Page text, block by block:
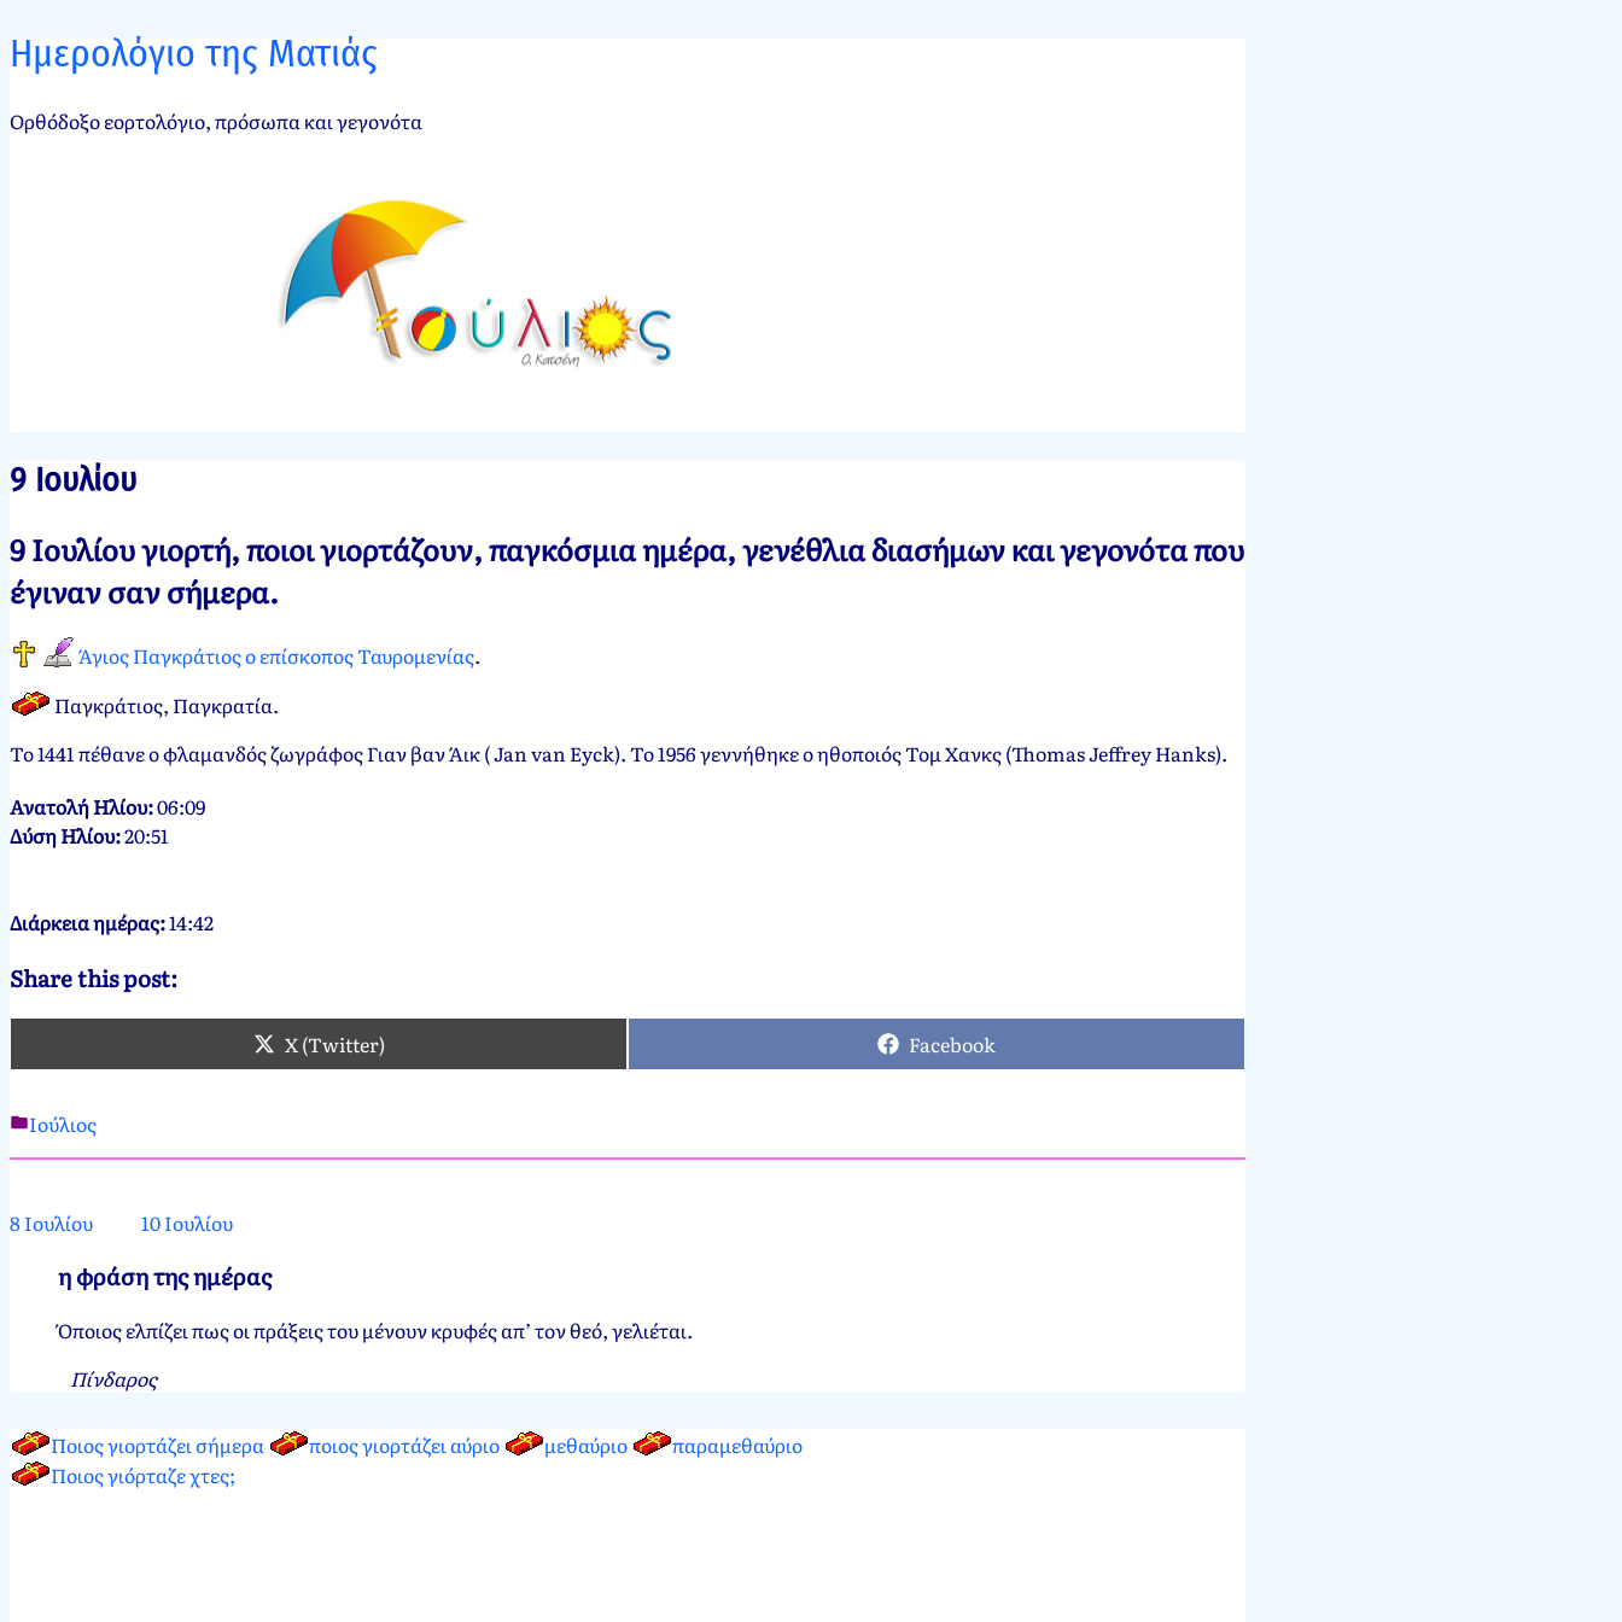
Ημερολόγιο της Ματιάς
Ορθόδοξο εορτολόγιο, πρόσωπα και γεγονότα
9 Ιουλίου
Νεκτάριος
Παπασπύρου
9
Ιουλίου,
Ιουλίου,
2024
9 Ιουλίου γιορτή, ποιοι γιορτάζουν, παγκόσμια ημέρα, γενέθλια διασήμων και γεγονότα που
έγιναν σαν σήμερα.
Άγιος Παγκράτιος ο επίσκοπος Ταυρομενίας.
Παγκράτιος, Παγκρατία.
Το 1441 πέθανε ο φλαμανδός ζωγράφος Γιαν βαν Άικ ( Jan van Eyck). Το 1956 γεννήθηκε ο ηθοποιός Τομ Χανκς (Thomas Jeffrey Hanks).
Ανατολή Ηλίου:06:09
Δύση Ηλίου:20:51
Διάρκεια ημέρας:14:42
Share this post:
X (Twitter) Facebook
Νεκτάριος
9
2012
9
Ιουλίου,
Ιούλιος
8 Ιουλίου 10 Ιουλίου
η φράση της ημέρας
Όποιος ελπίζει πως οι πράξεις του μένουν κρυφές απ’ τον θεό, γελιέται.
Πίνδαρος
Ποιος γιορτάζει σήμερα ποιος γιορτάζει αύριο μεθαύριο
παραμεθαύριο
Ποιος γιόρταζε χτες;